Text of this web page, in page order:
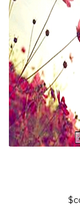
KOIRAT
21
koiraa
7,2026